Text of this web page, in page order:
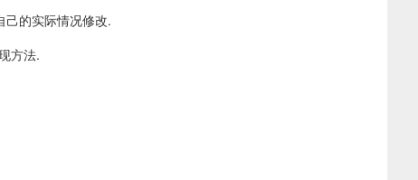
己的实际情况修改.
方法.